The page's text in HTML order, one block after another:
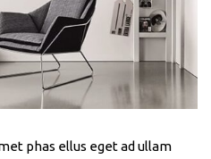
phas ellus eget ad ullam